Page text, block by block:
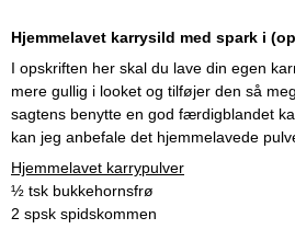
Hjemmelavet karrysild med spark i
I opskriften her skal du lave din egen
mere gullig i looket og tilføjer den så
sagtens benytte en god færdigblandet
kan jeg anbefale det hjemmelavede
Hjemmelavet karrypulver
½ tsk bukkehornsfrø
2 spsk spidskommen